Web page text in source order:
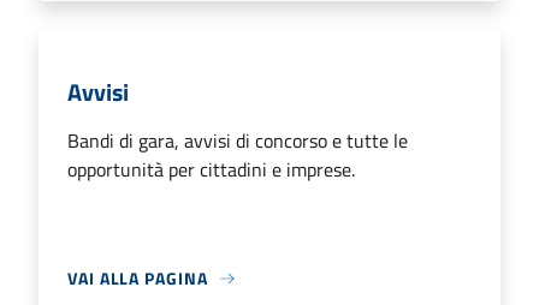
Avvisi
Bandi di gara, avvisi di concorso e tutte le
opportunità per cittadini e imprese.
VAI ALLA PAGINA